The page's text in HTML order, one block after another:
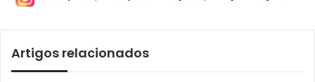
Artigos relacionados